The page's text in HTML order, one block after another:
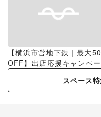
【横浜市営地下鉄｜最大
OFF】出店応援キャンペ
特集
スペース